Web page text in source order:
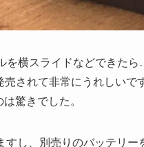
を横スライドなどできた
されて非常にうれしいです
驚きでした。
し、別売りのバッテリ